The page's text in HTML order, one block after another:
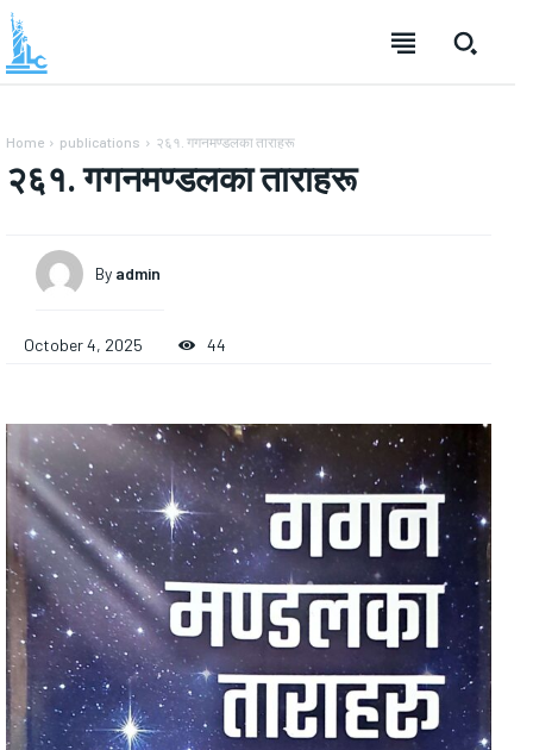
Home publications २६१. गगनमण्डलका ताराहरू
२६१. गगनमण्डलका ताराहरू
By admin
October 4, 2025 44